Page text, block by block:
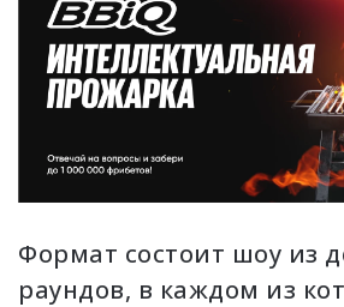
Формат состоит шоу из
раундов, в каждом из